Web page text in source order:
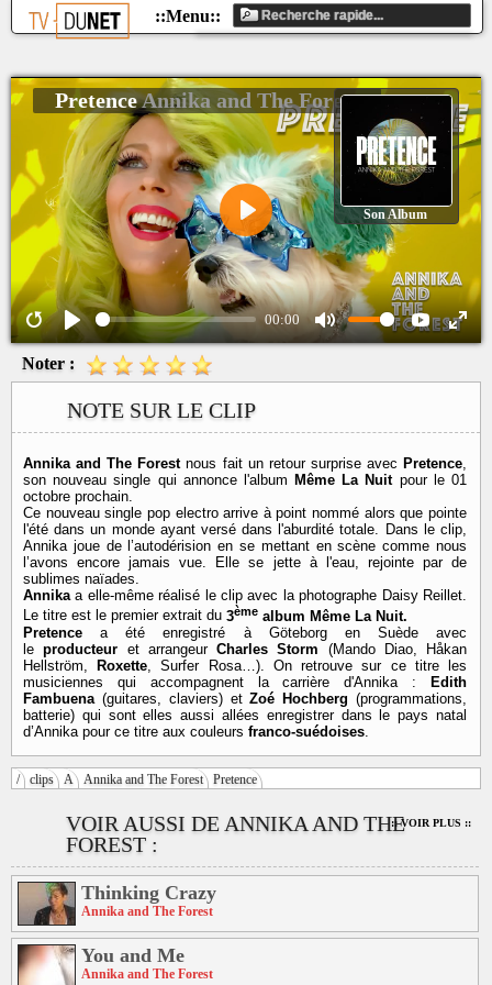
00:00
Play
PretenceAnnika and The Forest
Son Album
/ clips A Annika and The Forest Pretence
VOIR AUSSI DE ANNIKA AND THE
FOREST :
:: VOIR PLUS ::
Thinking Crazy
Annika and The Forest
You and Me
Annika and The Forest
Noter :
NOTE SUR LE CLIP
Annika and The Forestnous fait un retour surprise avec Pretence,
son nouveau single qui annonce l'album Même La Nuitpour le 01
octobre prochain.
Ce nouveau single pop electro arrive à point nommé alors que pointe
l'été dans un monde ayant versé dans l'aburdité totale. Dans le clip,
Annika joue de l’autodérision en se mettant en scène comme nous
l’avons encore jamais vue. Elle se jette à l'eau, rejointe par de
sublimes naïades.
Annikaa elle-même réalisé le clip avec la photographe Daisy Reillet.
Le titre est le premier extrait du 3ème album Même La Nuit.
Pretence a été enregistré à Göteborg en Suède avec
leproducteur et arrangeur Charles Storm (Mando Diao, Håkan
Hellström,
Roxette , Surfer Rosa…). On retrouve sur ce titre les
musiciennes qui accompagnent la carrière d'Annika :
Edith
Fambuena (guitares, claviers) etZoé Hochberg (programmations,
batterie) qui sont elles aussi allées enregistrer dans le pays natal
d’Annika pour ce titre aux couleurs franco-suédoises